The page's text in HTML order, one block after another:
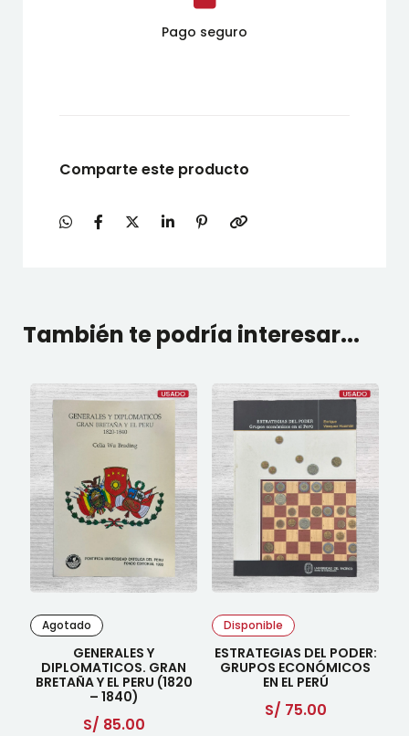
Pago seguro
Comparte este producto
También te podría interesar...
Agotado
GENERALES Y
DIPLOMATICOS. GRAN
BRETAÑA Y EL PERU (1820
– 1840)
S/ 85.00
Disponible
ESTRATEGIAS DEL PODER:
GRUPOS ECONÓMICOS
EN EL PERÚ
S/ 75.00